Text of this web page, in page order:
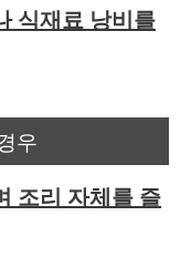
식재료 낭비를
우
조리 자체를 즐